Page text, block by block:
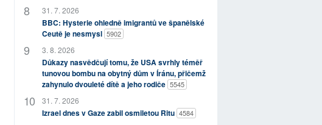
31. 7. 2026
BBC: Hysterie ohledně imigrantů ve španělské
Ceutě je nesmysl 5902
3. 8. 2026
Důkazy nasvědčují tomu, že USA svrhly téměř
tunovou bombu na obytný dům v Íránu, přičemž
zahynulo dvouleté dítě a jeho rodiče 5545
31. 7. 2026
Izrael dnes v Gaze zabil osmiletou Ritu 4584